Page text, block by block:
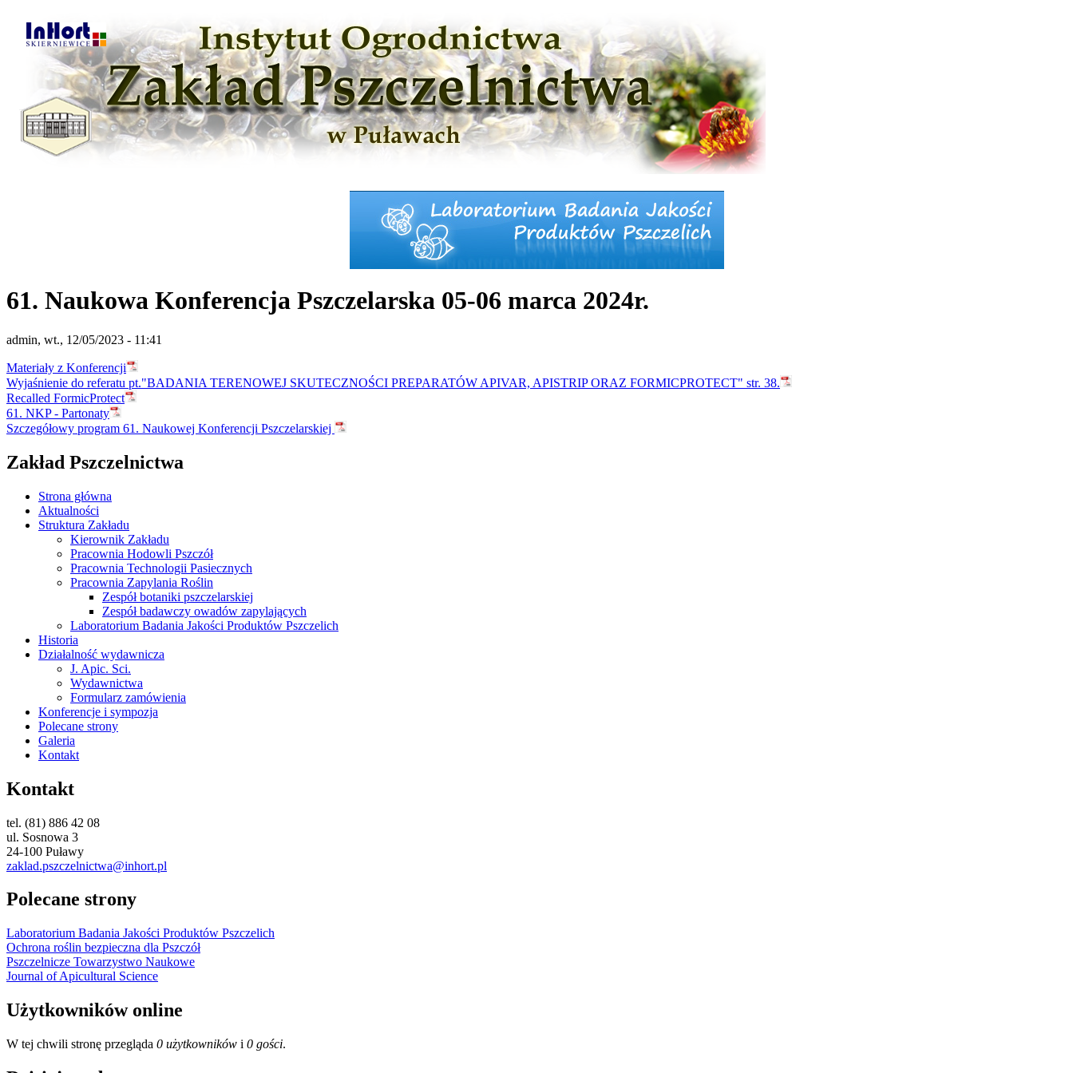
61. Naukowa Konferencja Pszczelarska 05-06 marca 2024r.
admin, wt., 12/05/2023 - 11:41
Materiały z Konferencji
Wyjaśnienie do referatu pt."BADANIA TERENOWEJ SKUTECZNOŚCI PREPARATÓW APIVAR, APISTRIP ORAZ FORMICPROTECT" str. 38.
Recalled FormicProtect
61. NKP - Partonaty
Szczegółowy program 61. Naukowej Konferencji Pszczelarskiej
Zakład Pszczelnictwa
Strona główna
Aktualności
Struktura Zakładu
Kierownik Zakładu
Pracownia Hodowli Pszczół
Pracownia Technologii Pasiecznych
Pracownia Zapylania Roślin
Zespół botaniki pszczelarskiej
Zespół badawczy owadów zapylających
Laboratorium Badania Jakości Produktów Pszczelich
Historia
Działalność wydawnicza
J. Apic. Sci.
Wydawnictwa
Formularz zamówienia
Konferencje i sympozja
Polecane strony
Galeria
Kontakt
Kontakt
tel. (81) 886 42 08
ul. Sosnowa 3
24-100 Puławy
zaklad.pszczelnictwa@inhort.pl
Polecane strony
Laboratorium Badania Jakości Produktów Pszczelich
Ochrona roślin bezpieczna dla Pszczół
Pszczelnicze Towarzystwo Naukowe
Journal of Apicultural Science
Użytkowników online
W tej chwili stronę przegląda 0 użytkowników i 0 gości.